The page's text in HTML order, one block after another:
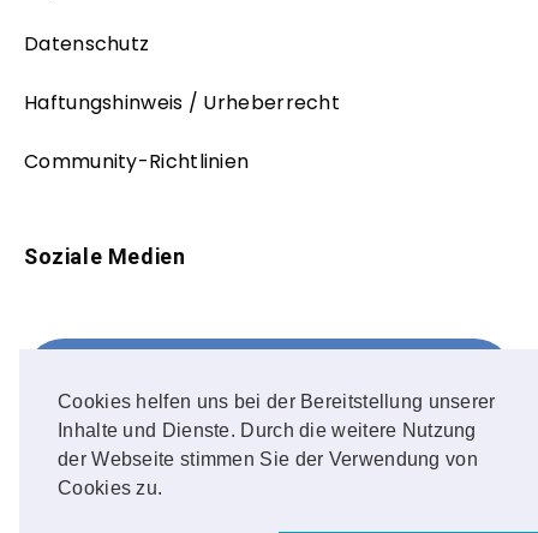
Cookies helfen uns bei der Bereitstellung unserer
Inhalte und Dienste. Durch die weitere Nutzung
der Webseite stimmen Sie der Verwendung von
Cookies zu.
Datenschutz
Haftungshinweis / Urheberrecht
Community-Richtlinien
Soziale Medien
FOLLOW ME!
Instagram
OUR PHOTOS!